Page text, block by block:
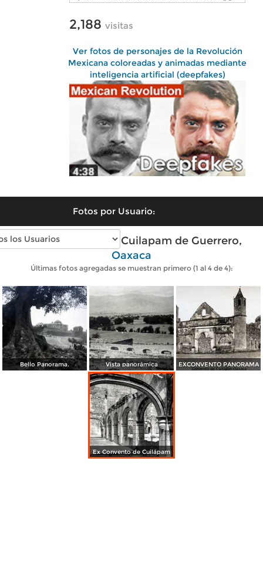
2,188 visitas
Ver fotos de personajes de la Revolución
Mexicana coloreadas y animadas mediante
inteligencia artificial (deepfakes)
Fotos por Usuario:
Fotos antiguas de Cuilapam de Guerrero,
Oaxaca
Últimas fotos agregadas se muestran primero (1 al 4 de 4):
Bello Panorama. Vista panorámica EXCONVENTO PANORAMA
Ex Convento de Cuilápam